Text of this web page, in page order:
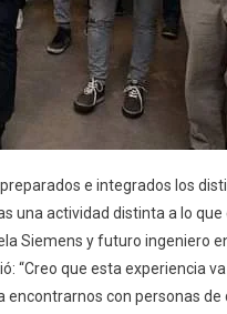
e integrados los
una actividad distinta a lo
Siemens y futuro ingeniero
“Creo que esta experiencia
encontrarnos con personas